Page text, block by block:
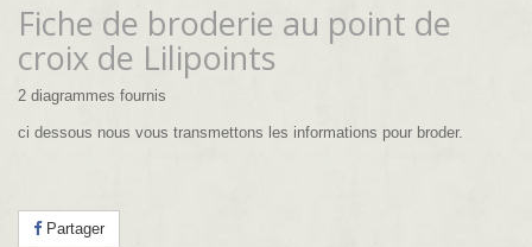
Fiche de broderie au point de
croix de Lilipoints
2 diagrammes fournis
ci dessous nous vous transmettons les informations pour broder.
Partager